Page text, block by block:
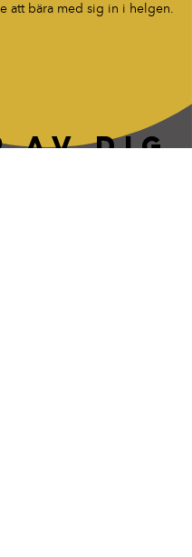
att bära med sig in i helgen.
AV DIG